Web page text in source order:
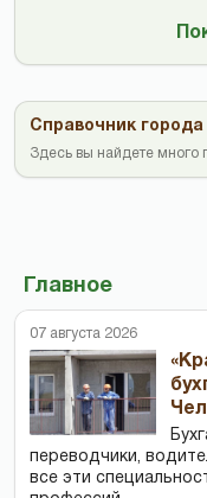
Справочник города
Здесь вы найдете много
Главное
07 августа 2026
переводчики,
все эти